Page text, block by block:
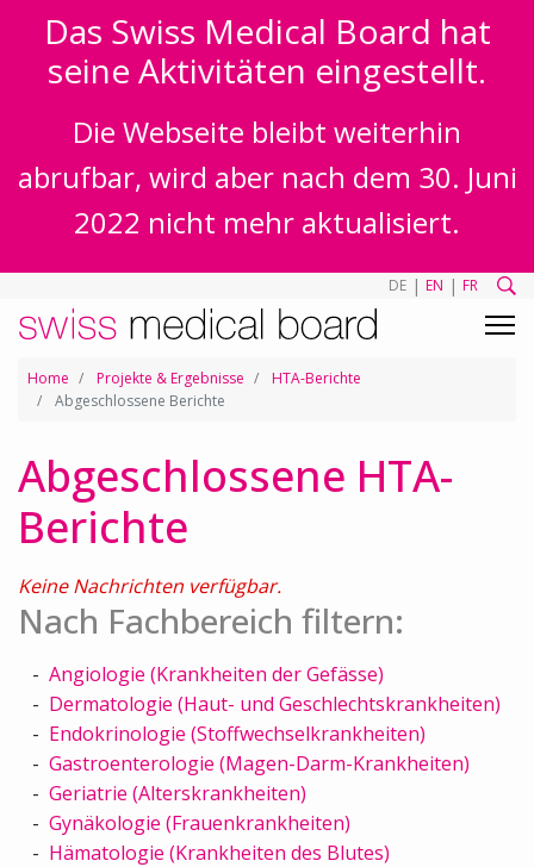
Das Swiss Medical Board hat
seine Aktivitäten eingestellt.
Die Webseite bleibt weiterhin
abrufbar, wird aber nach dem 30. Juni
2022 nicht mehr aktualisiert.
DE | EN | FR
Home Projekte & Ergebnisse
HTA-Berichte
Abgeschlossene Berichte
Abgeschlossene HTA-
Berichte
Keine Nachrichten verfügbar.
Nach Fachbereich filtern:
Angiologie (Krankheiten der Gefässe)
Dermatologie (Haut- und Geschlechtskrankheiten)
Endokrinologie (Stoffwechselkrankheiten)
Gastroenterologie (Magen-Darm-Krankheiten)
Geriatrie (Alterskrankheiten)
Gynäkologie (Frauenkrankheiten)
Hämatologie (Krankheiten des Blutes)